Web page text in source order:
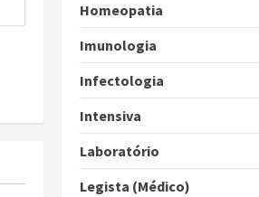
Homeopatia
Imunologia
Infectologia
Intensiva
Laboratório
Legista (Médico)